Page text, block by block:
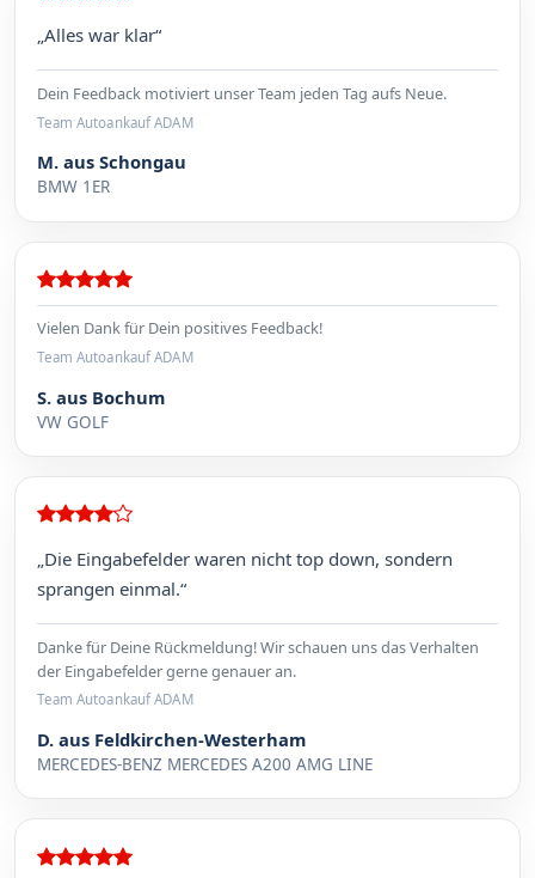
„Alles war klar“
Dein Feedback motiviert unser Team jeden Tag aufs Neue.
Team Autoankauf ADAM
M. aus Schongau
BMW 1ER
Vielen Dank für Dein positives Feedback!
Team Autoankauf ADAM
S. aus Bochum
VW GOLF
„Die Eingabefelder waren nicht top down, sondern
sprangen einmal.“
Danke für Deine Rückmeldung! Wir schauen uns das Verhalten
der Eingabefelder gerne genauer an.
Team Autoankauf ADAM
D. aus Feldkirchen-Westerham
MERCEDES-BENZ MERCEDES A200 AMG LINE